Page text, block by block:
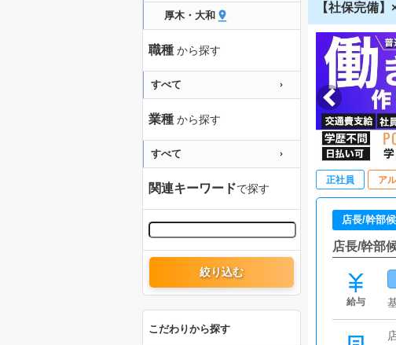
【社保完備
正社員 ア
店長/幹部
店長/幹部
給与
厚木・大和
職種 から探す
すべて
業種 から探す
すべて
関連キーワードで探す
絞り込む
こだわりから探す